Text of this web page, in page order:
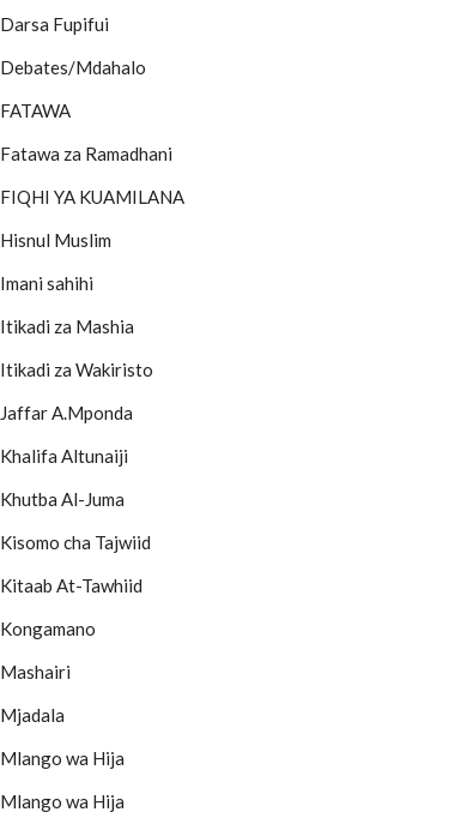
Darsa Fupifui
Debates/Mdahalo
FATAWA
Fatawa za Ramadhani
FIQHI YA KUAMILANA
Hisnul Muslim
Imani sahihi
Itikadi za Mashia
Itikadi za Wakiristo
Jaffar A.Mponda
Khalifa Altunaiji
Khutba Al-Juma
Kisomo cha Tajwiid
Kitaab At-Tawhiid
Kongamano
Mashairi
Mjadala
Mlango wa Hija
Mlango wa Hija